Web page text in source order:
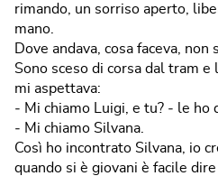
rimando, un sorriso aperto,
mano.
Dove andava, cosa faceva, non
Sono sceso di corsa dal tram
mi aspettava:
‐ Mi chiamo Luigi, e tu? ‐ le ho
‐ Mi chiamo Silvana.
Così ho incontrato Silvana, io
quando si è giovani è facile dire